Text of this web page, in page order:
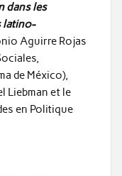
dans les
latino-
Aguirre Rojas
de México),
Liebman et le
en Politique